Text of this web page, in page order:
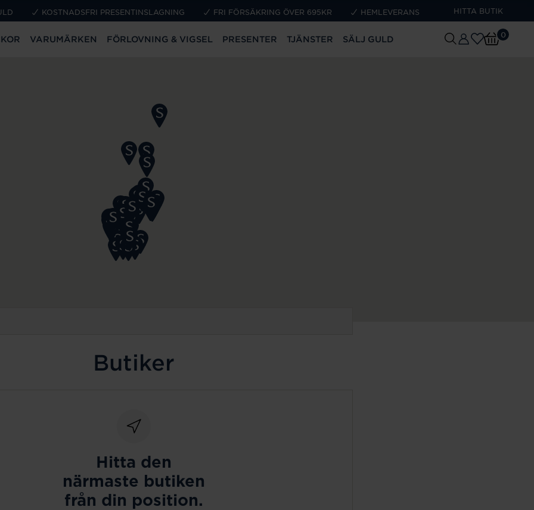
KOSTNADSFRI PRESENTINSLAGNING FRI FÖRSÄKRING ÖVER 695KR HEMLEVERANS HITTA BUTIK
VARUMÄRKEN FÖRLOVNING & VIGSEL PRESENTER TJÄNSTER SÄLJ GULD 0
Butiker
Hitta den
närmaste butiken
från din position.